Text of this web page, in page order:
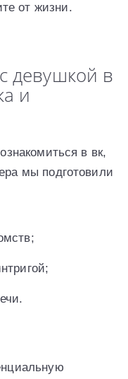
от жизни.
девушкой в
и
в вк,
мы подготовили